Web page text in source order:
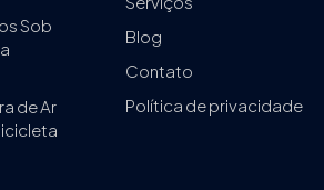
Sob
de Ar
Blog
Contato
Política de privacidade